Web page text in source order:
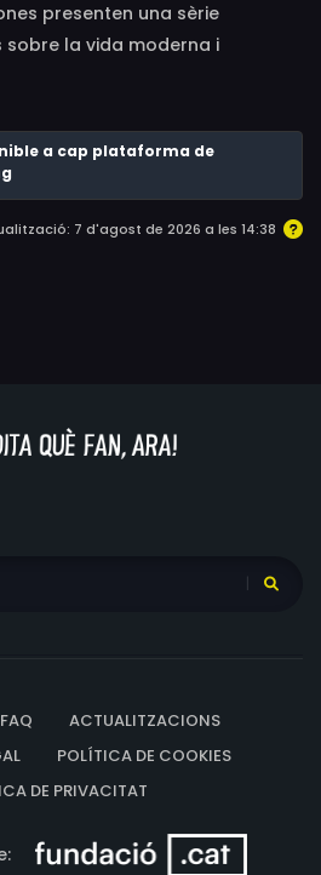
presenten una sèrie
la vida moderna i
de la gent. El nom del
del títol de la sèrie "Alias
a cap plataforma de
7 d'agost de 2026 a les 14:38
FAQ
ACTUALITZACIONS
POLÍTICA DE COOKIES
DE PRIVACITAT